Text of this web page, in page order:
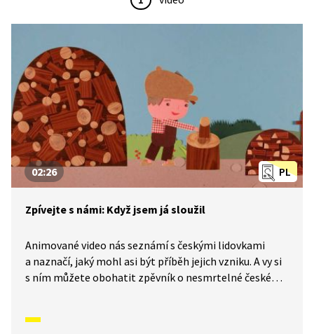
PL
02:26
Zpívejte s námi: Když jsem já sloužil
Animované video nás seznámí s českými lidovkami
a naznačí, jaký mohl asi být příběh jejich vzniku. A vy si
s ním můžete obohatit zpěvník o nesmrtelné české